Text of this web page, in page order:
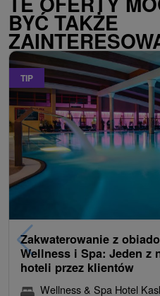
BYĆ TAKŻE
TIP
Zakwaterowanie z
Wellness i Spa: Jeden z
hoteli przez klientów
Wellness & Spa Hotel